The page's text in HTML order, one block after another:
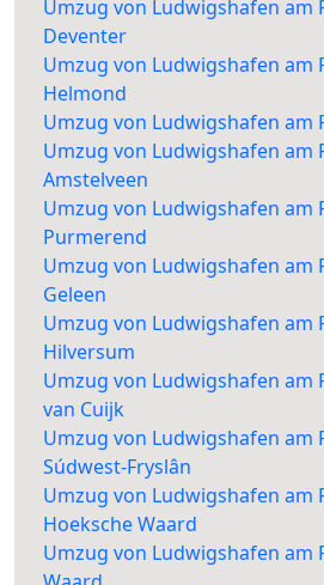
Umzug von Ludwigshafen am
Deventer
Umzug von Ludwigshafen am
Helmond
Umzug von Ludwigshafen am
Umzug von Ludwigshafen am
Amstelveen
Umzug von Ludwigshafen am
Purmerend
Umzug von Ludwigshafen am
Geleen
Umzug von Ludwigshafen am
Hilversum
Umzug von Ludwigshafen am
van Cuijk
Umzug von Ludwigshafen am
Súdwest-Fryslân
Umzug von Ludwigshafen am
Hoeksche Waard
Umzug von Ludwigshafen am